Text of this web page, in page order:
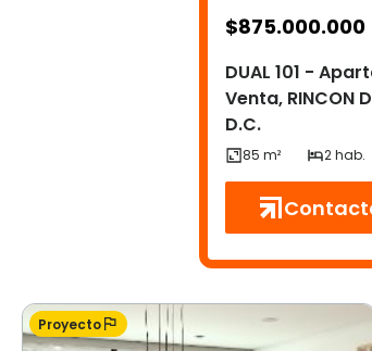
$875.000.000
DUAL 101 -
Venta, RINCON
D.C.
Proyecto